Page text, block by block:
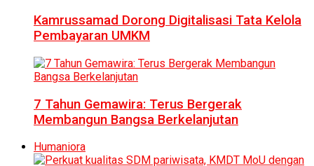
Kamrussamad Dorong Digitalisasi Tata Kelola
Pembayaran UMKM
7 Tahun Gemawira: Terus Bergerak
Membangun Bangsa Berkelanjutan
Humaniora